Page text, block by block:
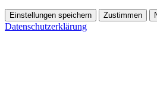
Einstellungen speichern Zustimmen
Datenschutzerklärung